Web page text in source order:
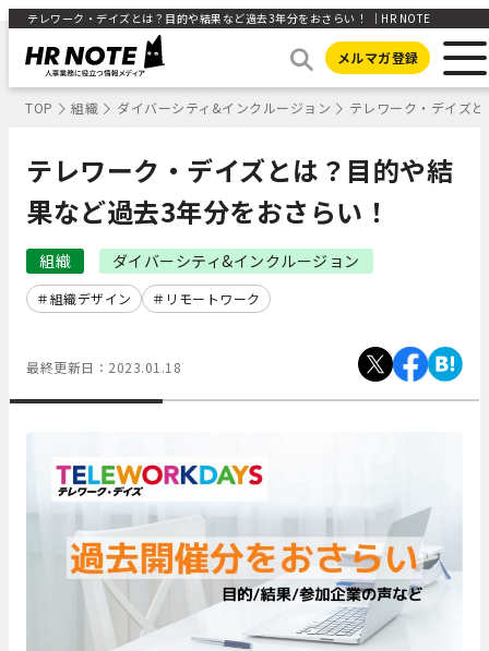
テレワーク・デイズとは？目的や結果など過去3年分をおさらい！ ｜HR NOTE
メルマガ登録
TOP 組織 ダイバーシティ&インクルージョン テレワーク・デイズ
テレワーク・デイズとは？目的や結
果など過去3年分をおさらい！
組織 ダイバーシティ&インクルージョン
組織デザイン リモートワーク
最終更新日： 2023.01.18